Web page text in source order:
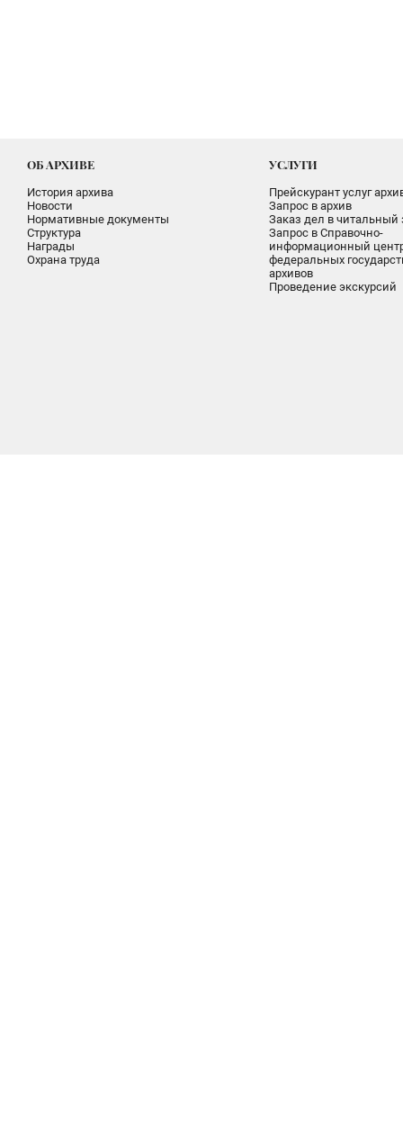
ОБ АРХИВЕ
История архива
Новости
Нормативные документы
Структура
Награды
Охрана труда
УСЛУГИ
Прейскурант услуг
Запрос в архив
Заказ дел в читальный
Запрос в Справочно-
информационный
федеральных
архивов
Проведение экскурсий